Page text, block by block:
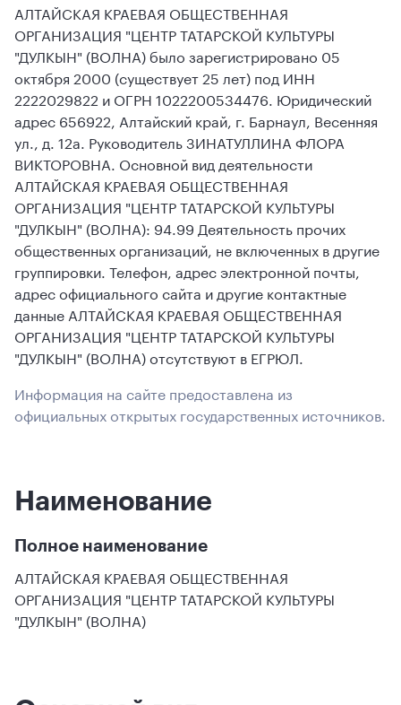
АЛТАЙСКАЯ КРАЕВАЯ ОБЩЕСТВЕННАЯ
ОРГАНИЗАЦИЯ "ЦЕНТР ТАТАРСКОЙ КУЛЬТУРЫ
"ДУЛКЫН" (ВОЛНА) было зарегистрировано 05
октября 2000 (существует 25 лет) под ИНН
2222029822 и ОГРН 1022200534476. Юридический
адрес 656922, Алтайский край, г. Барнаул, Весенняя
ул., д. 12а. Руководитель ЗИНАТУЛЛИНА ФЛОРА
ВИКТОРОВНА. Основной вид деятельности
АЛТАЙСКАЯ КРАЕВАЯ ОБЩЕСТВЕННАЯ
ОРГАНИЗАЦИЯ "ЦЕНТР ТАТАРСКОЙ КУЛЬТУРЫ
"ДУЛКЫН" (ВОЛНА): 94.99 Деятельность прочих
общественных организаций, не включенных в другие
группировки. Телефон, адрес электронной почты,
адрес официального сайта и другие контактные
данные АЛТАЙСКАЯ КРАЕВАЯ ОБЩЕСТВЕННАЯ
ОРГАНИЗАЦИЯ "ЦЕНТР ТАТАРСКОЙ КУЛЬТУРЫ
"ДУЛКЫН" (ВОЛНА) отсутствуют в ЕГРЮЛ.
Информация на сайте предоставлена из
официальных открытых государственных источников.
Наименование
Полное наименование
АЛТАЙСКАЯ КРАЕВАЯ ОБЩЕСТВЕННАЯ
ОРГАНИЗАЦИЯ "ЦЕНТР ТАТАРСКОЙ КУЛЬТУРЫ
"ДУЛКЫН" (ВОЛНА)